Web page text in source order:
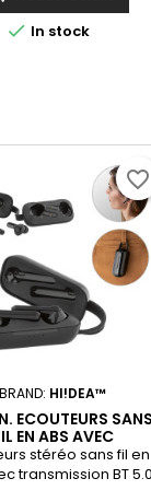
uma autonomia
de 12h. Os
 In stock
BRAND: HI!DEA™
ECOUTEURS SANS
EN ABS AVEC
BT 5'0
stéréo sans fil en
transmission BT
favorite_border